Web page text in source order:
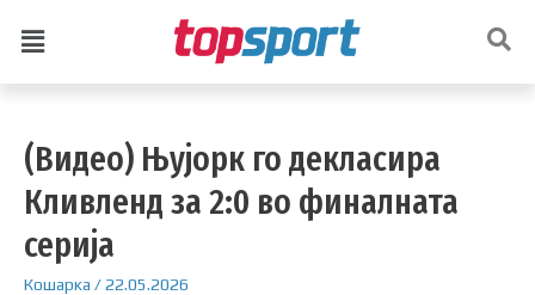
(Видео) Њујорк го декласира
Кливленд за 2:0 во финалната
серија
Кошарка /22.05.2026